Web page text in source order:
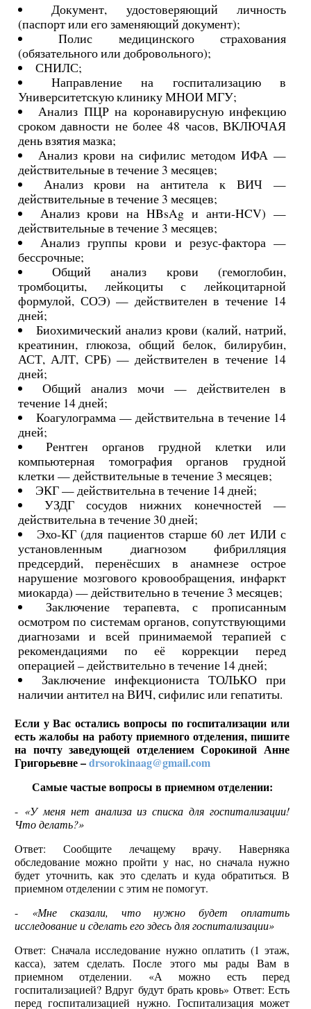
Документ, удостоверяющий личность
(паспорт или его заменяющий документ);
Полис медицинского страхования
(обязательного или добровольного);
СНИЛС;
Направление на госпитализацию в
Университетскую клинику МНОИ МГУ;
Анализ ПЦР на коронавирусную инфекцию
сроком давности не более 48 часов, ВКЛЮЧАЯ
день взятия мазка;
Анализ крови на сифилис методом ИФА —
действительные в течение 3 месяцев;
Анализ крови на антитела к ВИЧ —
действительные в течение 3 месяцев;
Анализ крови на HBsAg и анти-HCV) —
действительные в течение 3 месяцев;
Анализ группы крови и резус-фактора —
бессрочные;
Общий анализ крови (гемоглобин,
тромбоциты, лейкоциты с лейкоцитарной
формулой, СОЭ) — действителен в течение 14
дней;
Биохимический анализ крови (калий, натрий,
креатинин, глюкоза, общий белок, билирубин,
АСТ, АЛТ, СРБ) — действителен в течение 14
дней;
Общий анализ мочи — действителен в
течение 14 дней;
Коагулограмма — действительна в течение 14
дней;
Рентген органов грудной клетки или
компьютерная томография органов грудной
клетки — действительные в течение 3 месяцев;
ЭКГ — действительна в течение 14 дней;
УЗДГ сосудов нижних конечностей —
действительна в течение 30 дней;
Эхо-КГ (для пациентов старше 60 лет ИЛИ с
установленным диагнозом фибрилляция
предсердий, перенёсших в анамнезе острое
нарушение мозгового кровообращения, инфаркт
миокарда) — действительно в течение 3 месяцев;
Заключение терапевта, с прописанным
осмотром по системам органов, сопутствующими
диагнозами и всей принимаемой терапией с
рекомендациями по её коррекции перед
операцией – действительно в течение 14 дней;
Заключение инфекциониста ТОЛЬКО при
наличии антител на ВИЧ, сифилис или гепатиты.
Если у Вас остались вопросы по госпитализации или
есть жалобы на работу приемного отделения, пишите
на почту заведующей отделением Сорокиной Анне
Григорьевне –drsorokinaag@gmail.com
Самые частые вопросы в приемном отделении:
- «У меня нет анализа из списка для госпитализации!
Что делать?»
Ответ: Сообщите лечащему врачу. Наверняка
обследование можно пройти у нас, но сначала нужно
будет уточнить, как это сделать и куда обратиться. В
приемном отделении с этим не помогут.
- «Мне сказали, что нужно будет оплатить
исследование и сделать его здесь для госпитализации»
Ответ: Сначала исследование нужно оплатить (1 этаж,
касса), затем сделать. После этого мы рады Вам в
приемном отделении. «А можно есть перед
госпитализацией? Вдруг будут брать кровь» Ответ: Есть
перед госпитализацией нужно. Госпитализация может